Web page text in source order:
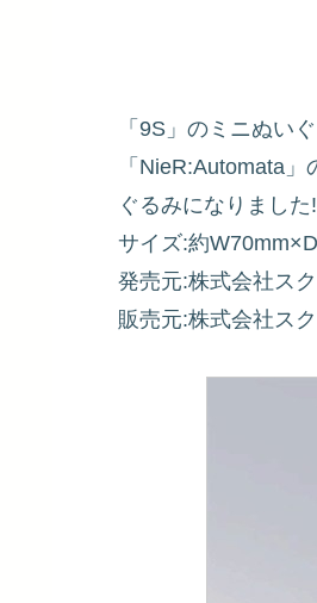
「9S」のミニぬい
「NieR:Automata
ぐるみになりました!
サイズ:約
発売元:株式会社ス
販売元:株式会社ス